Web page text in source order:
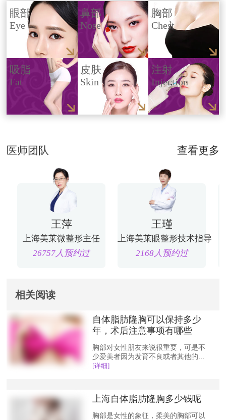
眼部
Eye
鼻部
Nose
胸部
Chest
吸脂
Fat
皮肤
Skin
注射
Injection
医师团队 查看更多
王萍
上海美莱微整形主任
26757人预约过
王瑾
上海美莱眼整形技术指导
2168人预约过
相关阅读
自体脂肪隆胸可以保持多少
年，术后注意事项有哪些
胸部对女性朋友来说很重要，可是不
少爱美者因为发育不良或者其他的...
[详细]
上海自体脂肪隆胸多少钱呢
胸部是女性的象征，柔美的胸部可以